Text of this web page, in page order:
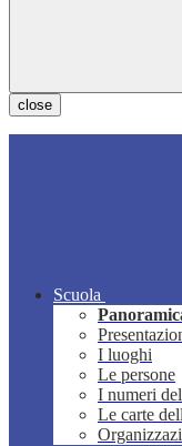
close
Scuola
I luoghi
Le persone
I numeri
Le carte